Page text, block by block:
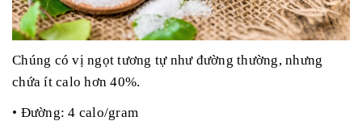
Chúng có vị ngọt tương tự như đường thường, nhưng
chứa ít calo hơn 40%.
• Đường: 4 calo/gram